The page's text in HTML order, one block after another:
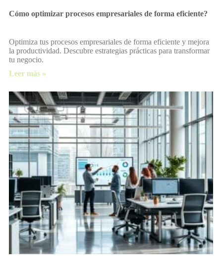
Cómo optimizar procesos empresariales de forma eficiente?
Optimiza tus procesos empresariales de forma eficiente y mejora
la productividad. Descubre estrategias prácticas para transformar
tu negocio.
Leer más »